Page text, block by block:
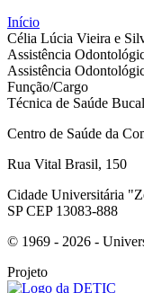
Início
Célia Lúcia Vieira e
Assistência
Assistência
Função/Cargo
Técnica de Saúde Bucal
Centro de Saúde da
Rua Vital Brasil, 150
Cidade Universitária
SP CEP 13083-888
© 1969 - 2026 -
Projeto